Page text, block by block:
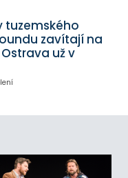
tuzemského
zavítají na
Ostrava už v